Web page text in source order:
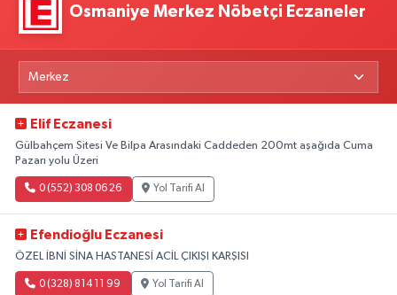
Osmaniye Merkez Nöbetçi Eczaneler
Elif Eczanesi
Gülbahçem Sitesi Ve Bilpa Arasındaki Caddeden 200mt aşağıda Cuma
Pazarı yolu Üzeri
0 (552) 308 06 26 Yol Tarifi Al
Efendioğlu Eczanesi
ÖZEL İBNİ SİNA HASTANESİ ACİL ÇIKIŞI KARŞISI
0 (328) 814 11 99 Yol Tarifi Al